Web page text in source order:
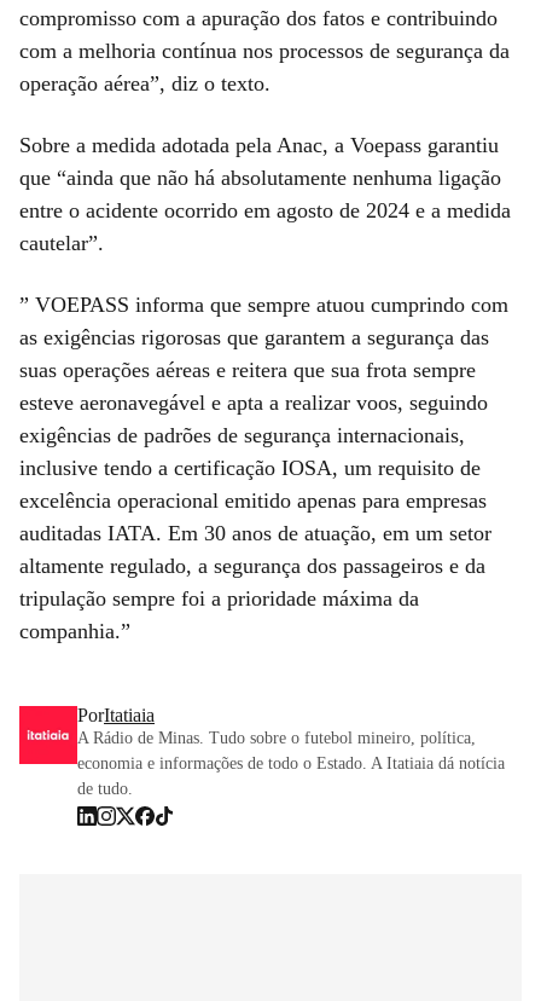
compromisso com a apuração dos fatos e contribuindo
com a melhoria contínua nos processos de segurança da
operação aérea”, diz o texto.
Sobre a medida adotada pela Anac, a Voepass garantiu
que “ainda que não há absolutamente nenhuma ligação
entre o acidente ocorrido em agosto de 2024 e a medida
cautelar”.
” VOEPASS informa que sempre atuou cumprindo com
as exigências rigorosas que garantem a segurança das
suas operações aéreas e reitera que sua frota sempre
esteve aeronavegável e apta a realizar voos, seguindo
exigências de padrões de segurança internacionais,
inclusive tendo a certificação IOSA, um requisito de
excelência operacional emitido apenas para empresas
auditadas IATA. Em 30 anos de atuação, em um setor
altamente regulado, a segurança dos passageiros e da
tripulação sempre foi a prioridade máxima da
companhia.”
PorItatiaia
A Rádio de Minas. Tudo sobre o futebol mineiro, política,
economia e informações de todo o Estado. A Itatiaia dá notícia
de tudo.